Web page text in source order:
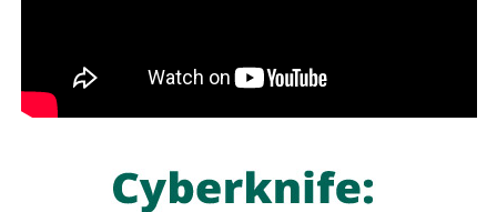
“mecanismos de deliberación plural, abierta, técnica y
participativa” que incluyan a instituciones académicas,